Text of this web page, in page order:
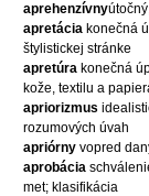
aprehenzívny
apretácia konečná
štylistickej stránke
apretúra konečná
kože, textilu a
apriorizmus
rozumových úvah
apriórny vopred
aprobácia
met; klasifikácia